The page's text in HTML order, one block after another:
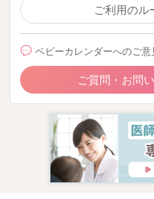
ご利用のル
ベビーカレンダーへのご
ご質問・お問